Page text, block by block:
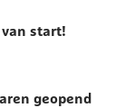
start!
geopend